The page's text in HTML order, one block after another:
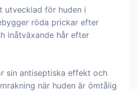
utvecklad för huden i
röda prickar efter
inåtväxande hår efter
sin antiseptiska effekt och
när huden är ömtålig